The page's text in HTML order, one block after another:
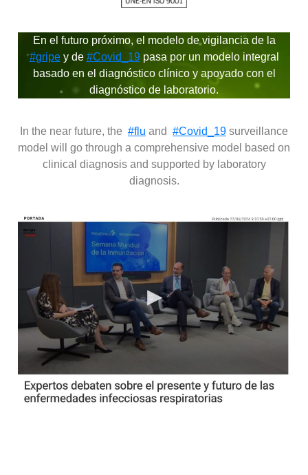
En el futuro próximo, el modelo de vigilancia de la
#gripey de #Covid_19pasa por un modelo integral
basado en el diagnóstico clínico y apoyado con el
diagnóstico de laboratorio.
In the near future, the #flu and #Covid_19 surveillance
model will go through a comprehensive model based on
clinical diagnosis and supported by laboratory
diagnosis.